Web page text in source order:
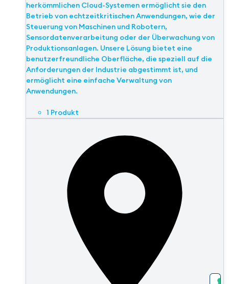
herkömmlichen Cloud-Systemen ermöglicht sie den
Betrieb von echtzeitkritischen Anwendungen, wie der
Steuerung von Maschinen und Robotern,
Sensordatenverarbeitung oder der Überwachung von
Produktionsanlagen. Unsere Lösung bietet eine
benutzerfreundliche Oberfläche, die speziell auf die
Anforderungen der Industrie abgestimmt ist, und
ermöglicht eine einfache Verwaltung von
Anwendungen.
1 Produkt